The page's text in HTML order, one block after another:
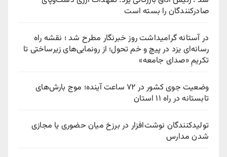
صادرکنندگان را بسته است
در آستانه گرامیداشت روز خبرنگار مطرح شد ؛ نقشه راه
رسانه‌ای یزد در پیچ‌ و خم تحول؛ از رونمایی‌های زیرساختی تا
تکریمِ «صدای جامعه»
وضعیت جوی کشور در ۷۲ ساعت آینده؛ موج بارش‌های
تابستانه در راه ۱۱ استان
تولیدکنندگان نوشت‌افزار در برزخ میان حضوری یا مجازی
شدن مدارس